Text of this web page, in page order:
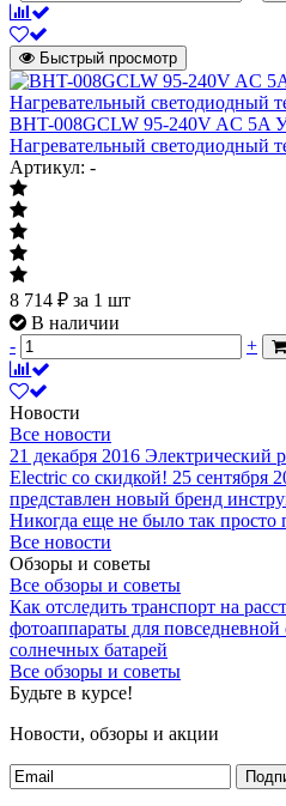
Быстрый просмотр
BHT-008GCLW 95-240V AC 5A
Нагревательный светодиодный
Артикул: -
8 714 ₽ за 1 шт
В наличии
-
+
Новости
Все новости
21 декабря 2016 Электрический
Electric со скидкой! 25 сентября
представлен новый бренд
Никогда еще не было так
Все новости
Обзоры и советы
Все обзоры и советы
Как отследить транспорт на
фотоаппараты для повседневной
солнечных батарей
Все обзоры и советы
Будьте в курсе!
Новости, обзоры и акции